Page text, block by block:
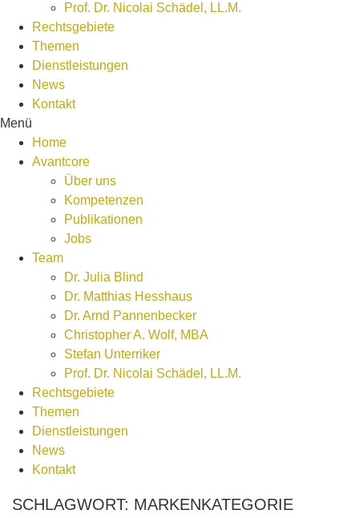
Prof. Dr. Nicolai Schädel, LL.M.
Rechtsgebiete
Themen
Dienstleistungen
News
Kontakt
Menü
Home
Avantcore
Über uns
Kompetenzen
Publikationen
Jobs
Team
Dr. Julia Blind
Dr. Matthias Hesshaus
Dr. Arnd Pannenbecker
Christopher A. Wolf, MBA
Stefan Unterriker
Prof. Dr. Nicolai Schädel, LL.M.
Rechtsgebiete
Themen
Dienstleistungen
News
Kontakt
SCHLAGWORT: MARKENKATEGORIE